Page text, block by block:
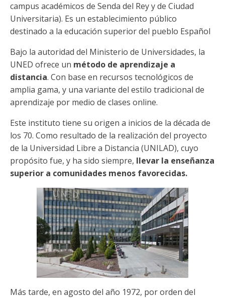
campus académicos de Senda del Rey y de Ciudad
Universitaria). Es un establecimiento público
destinado a la educación superior del pueblo Español
Bajo la autoridad del Ministerio de Universidades, la
UNED ofrece un método de aprendizaje a
distancia. Con base en recursos tecnológicos de
amplia gama, y una variante del estilo tradicional de
aprendizaje por medio de clases online.
Este instituto tiene su origen a inicios de la década de
los 70. Como resultado de la realización del proyecto
de la Universidad Libre a Distancia (UNILAD), cuyo
propósito fue, y ha sido siempre, llevar la enseñanza
superior a comunidades menos favorecidas.
Más tarde, en agosto del año 1972, por orden del